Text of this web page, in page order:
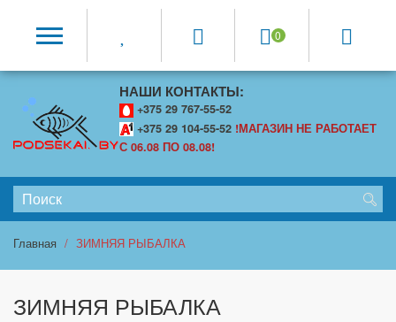
0
НАШИ КОНТАКТЫ:
+375 29 767-55-52
+375 29 104-55-52 !МАГАЗИН НЕ РАБОТАЕТ
С 06.08 ПО 08.08!
Главная ЗИМНЯЯ РЫБАЛКА
ЗИМНЯЯ РЫБАЛКА